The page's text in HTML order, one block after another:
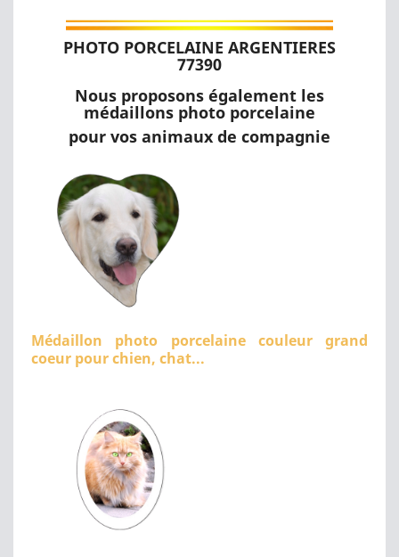
PHOTO PORCELAINE ARGENTIERES
77390
Nous proposons également les
médaillons photo porcelaine
pour vos animaux de compagnie
Médaillon photo porcelaine couleur grand
coeur pour chien, chat...